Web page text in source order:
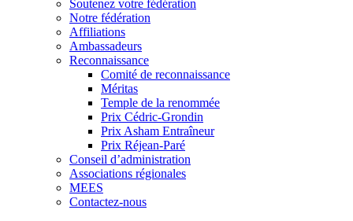
Soutenez votre fédération
Notre fédération
Affiliations
Ambassadeurs
Reconnaissance
Comité de reconnaissance
Méritas
Temple de la renommée
Prix Cédric-Grondin
Prix Asham Entraîneur
Prix Réjean-Paré
Conseil d’administration
Associations régionales
MEES
Contactez-nous